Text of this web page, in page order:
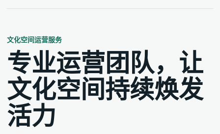
文化空间运营服务
专业运营团队，让
文化空间持续焕发
活力